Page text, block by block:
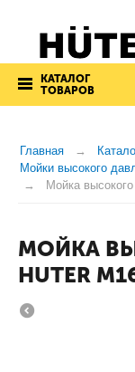
КАТАЛОГ
ТОВАРОВ
Главная
Мойки высокого
Мойка
МОЙКА
HUTER